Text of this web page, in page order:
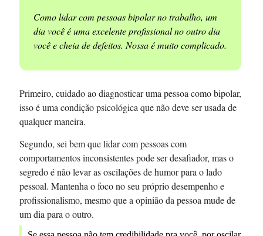
Como lidar com pessoas bipolar no trabalho, um
dia você é uma excelente profissional no outro dia
você e cheia de defeitos. Nossa é muito complicado.
Primeiro, cuidado ao diagnosticar uma pessoa como bipolar,
isso é uma condição psicológica que não deve ser usada de
qualquer maneira.
Segundo, sei bem que lidar com pessoas com
comportamentos inconsistentes pode ser desafiador, mas o
segredo é não levar as oscilações de humor para o lado
pessoal. Mantenha o foco no seu próprio desempenho e
profissionalismo, mesmo que a opinião da pessoa mude de
um dia para o outro.